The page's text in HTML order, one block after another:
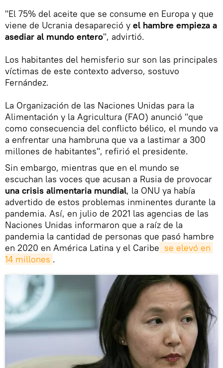
"El 75% del aceite que se consume en Europa y que
viene de Ucrania desapareció y el hambre empieza a
asediar al mundo entero", advirtió.
Los habitantes del hemisferio sur son las principales
víctimas de este contexto adverso, sostuvo
Fernández.
La Organización de las Naciones Unidas para la
Alimentación y la Agricultura (FAO) anunció "que
como consecuencia del conflicto bélico, el mundo va
a enfrentar una hambruna que va a lastimar a 300
millones de habitantes", refirió el presidente.
Sin embargo, mientras que en el mundo se
escuchan las voces que acusan a Rusia de provocar
una crisis alimentaria mundial, la ONU ya había
advertido de estos problemas inminentes durante la
pandemia. Así, en julio de 2021 las agencias de las
Naciones Unidas informaron que a raíz de la
pandemia la cantidad de personas que pasó hambre
en 2020 en América Latina y el Caribe se elevó en
14 millones .